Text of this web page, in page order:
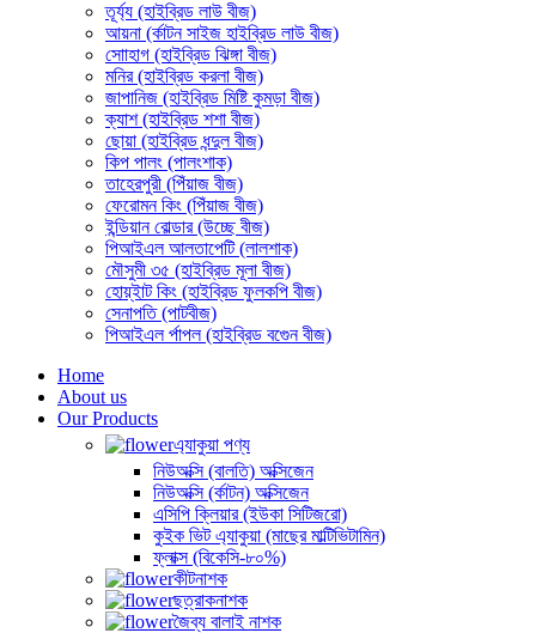
তূর্য্য (হাইব্রিড লাউ বীজ)
আয়না (র্কাটন সাইজ হাইব্রিড লাউ বীজ)
সোাহাগ (হাইব্রিড ঝিঙ্গা বীজ)
মনির (হাইব্রিড করলা বীজ)
জাপানিজ (হাইব্রিড মিষ্টি কুমড়া বীজ)
ক্যাশ (হাইব্রিড শশা বীজ)
ছোয়া (হাইব্রিড ধন্দুল বীজ)
কিপ পালং (পালংশাক)
তাহেরপুরী (পিঁয়াজ বীজ)
ফেরোমন কিং (পিঁয়াজ বীজ)
ইন্ডিয়ান বোল্ডার (উচ্ছে বীজ)
পিআইএল আলতাপেটি (লালশাক)
মৌসুমী ৩৫ (হাইব্রিড মূলা বীজ)
হোয়্ইাট কিং (হাইব্রিড ফুলকপি বীজ)
সেনাপতি (পাটবীজ)
পিআইএল র্পাপল (হাইব্রিড বগেুন বীজ)
Home
About us
Our Products
এ্যাকুয়া পণ্য
নিউঅক্সি (বালতি) অক্সিজেন
নিউঅক্সি (র্কাটন) অক্সিজেন
এসিপি ক্লিয়ার (ইউকা সিটিজরো)
কুইক ভিট এ্যাকুয়া (মাছের মাল্টিভিটামিন)
ফ্লাক্স (বিকেসি-৮০%)
কীটনাশক
ছত্রাকনাশক
জৈব্য বালাই নাশক